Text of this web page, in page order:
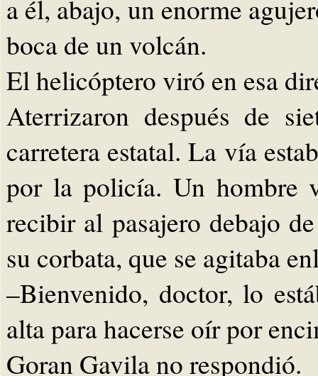
a él, abajo, un enorme
boca de un volcán.
El helicóptero viró en esa
Aterrizaron después de
carretera estatal. La vía
por la policía. Un hombre
recibir al pasajero debajo
su corbata, que se agitaba
–Bienvenido, doctor, lo
alta para hacerse oír por
Goran Gavila no respondió.